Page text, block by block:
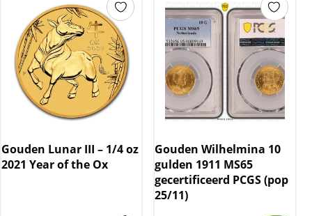
Gouden Lunar III – 1/4 oz
2021 Year of the Ox
Gouden Wilhelmina 10
gulden 1911 MS65
gecertificeerd PCGS (pop
25/11)